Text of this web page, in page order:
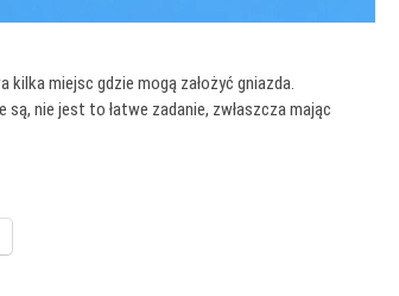
kilka miejsc gdzie mogą założyć gniazda.
nie jest to łatwe zadanie, zwłaszcza mając